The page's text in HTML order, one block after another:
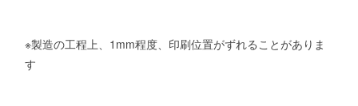
※製造の工程上、1mm程度、印刷位置がずれることがありま
す